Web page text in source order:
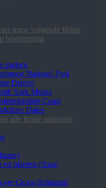
jouw volgende Britse
bestemming
parken
National Park
District
York Moors
Coast
Dales
alle Britse nationale
en planten (flora)
Groot-Brittannië